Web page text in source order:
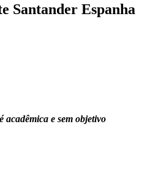
Santander Espanha
acadêmica e sem objetivo